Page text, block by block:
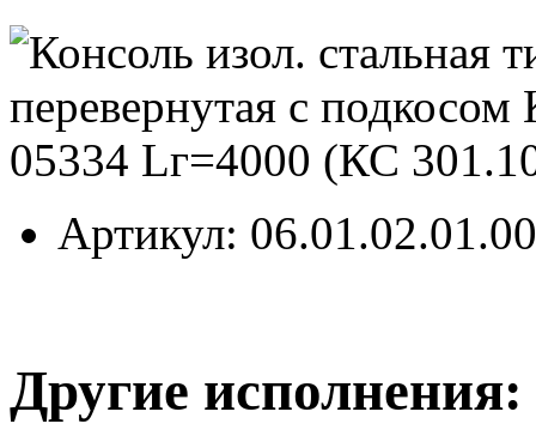
Артикул:
Другие исполнения: